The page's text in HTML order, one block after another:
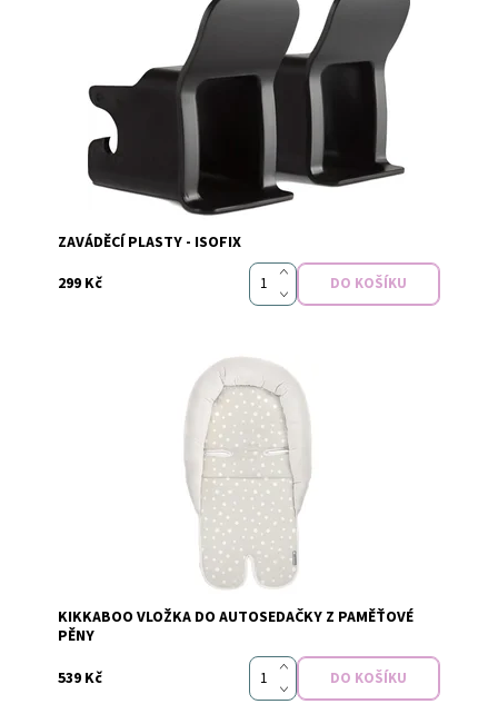
Momentálně nedostupné
Značka:
ZAVÁDĚCÍ PLASTY - ISOFIX
299 Kč
Skladem
KIKKABOO VLOŽKA DO AUTOSEDAČKY Z PAMĚŤOVÉ
PĚNY
539 Kč